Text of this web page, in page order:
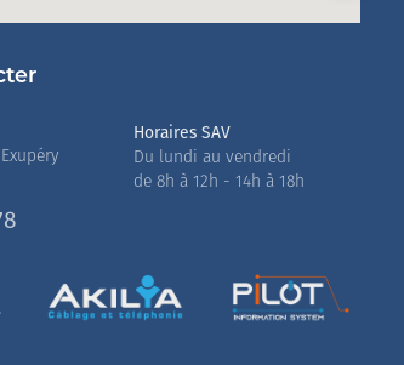
Horaires SAV
Du lundi au vendredi
de 8h à 12h - 14h à 18h